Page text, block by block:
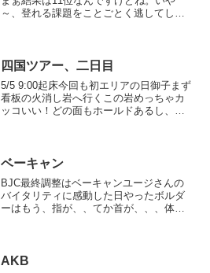
～、登れる課題をことごとく逃してしま
四国ツアー、二日目
5/5 9:00起床今回も初エリアの日御子まず
看板の火消し岩へ行くこの岩めっちゃカ
ッコいい！どの面もホールドあるし、高
出てくる...
ベーキャン
BJC最終調整はベーキャンユージさんの
バイタリティに感動した日やったボルダ
ーはもう、指が、、てか首が、、、体中
は超回復させて、今週末...
AKB